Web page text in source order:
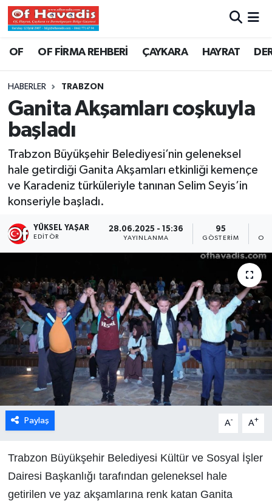
OF OF FİRMA REHBERİ ÇAYKARA HAYRAT
HABERLER TRABZON
Ganita Akşamları coşkuyla
başladı
Trabzon Büyükşehir Belediyesi’nin geleneksel
hale getirdiği Ganita Akşamları etkinliği kemençe
ve Karadeniz türküleriyle tanınan Selim Seyis’in
konseriyle başladı.
YÜKSEL YAŞAR
EDITÖR
28.06.2025 - 15:36
YAYINLANMA
95
GÖSTERIM
Paylaş A- A+
Trabzon Büyükşehir Belediyesi Kültür ve Sosyal İşler
Dairesi Başkanlığı tarafından geleneksel hale
getirilen ve yaz akşamlarına renk katan Ganita
Trabzon Nöbetçi Eczaneler
Trabzon Namaz Vakitleri
Trabzon Trafik Yoğunluk Haritası
Süper Lig Puan Durumu ve Fikstür
Tüm Manşetler
Son Dakika Haberleri